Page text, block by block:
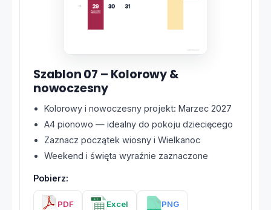
Szablon 07 – Kolorowy &
nowoczesny
Kolorowy i nowoczesny projekt: Marzec 2027
A4 pionowo — idealny do pokoju dziecięcego
Zaznacz początek wiosny i Wielkanoc
Weekend i święta wyraźnie zaznaczone
Pobierz:
PDF Excel PNG